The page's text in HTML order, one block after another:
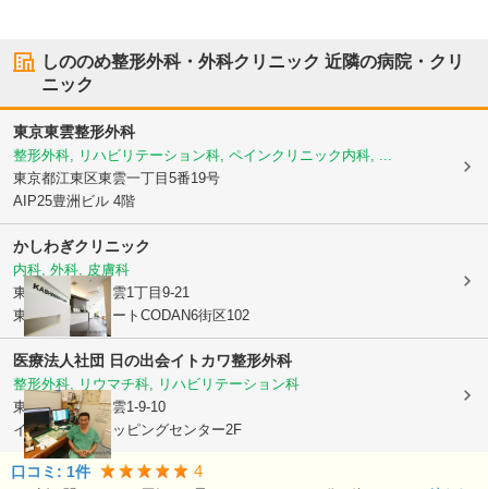
しののめ整形外科・外科クリニック 近隣の病院・クリ
ニック
東京東雲整形外科
整形外科, リハビリテーション科, ペインクリニック内科, ...
東京都江東区東雲一丁目5番19号
AIP25豊洲ビル 4階
かしわぎクリニック
内科, 外科, 皮膚科
東京都江東区東雲1丁目9-21
東雲キャナルコートCODAN6街区102
医療法人社団 日の出会イトカワ整形外科
整形外科, リウマチ科, リハビリテーション科
東京都江東区東雲1-9-10
イオン東雲ショッピングセンター2F
口コミ: 1件 4